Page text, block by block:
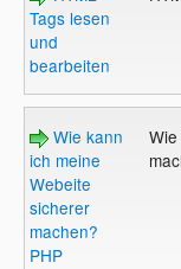
Tags lesen
und
bearbeiten
Wie kann
ich meine
Webeite
sicherer
machen?
PHP